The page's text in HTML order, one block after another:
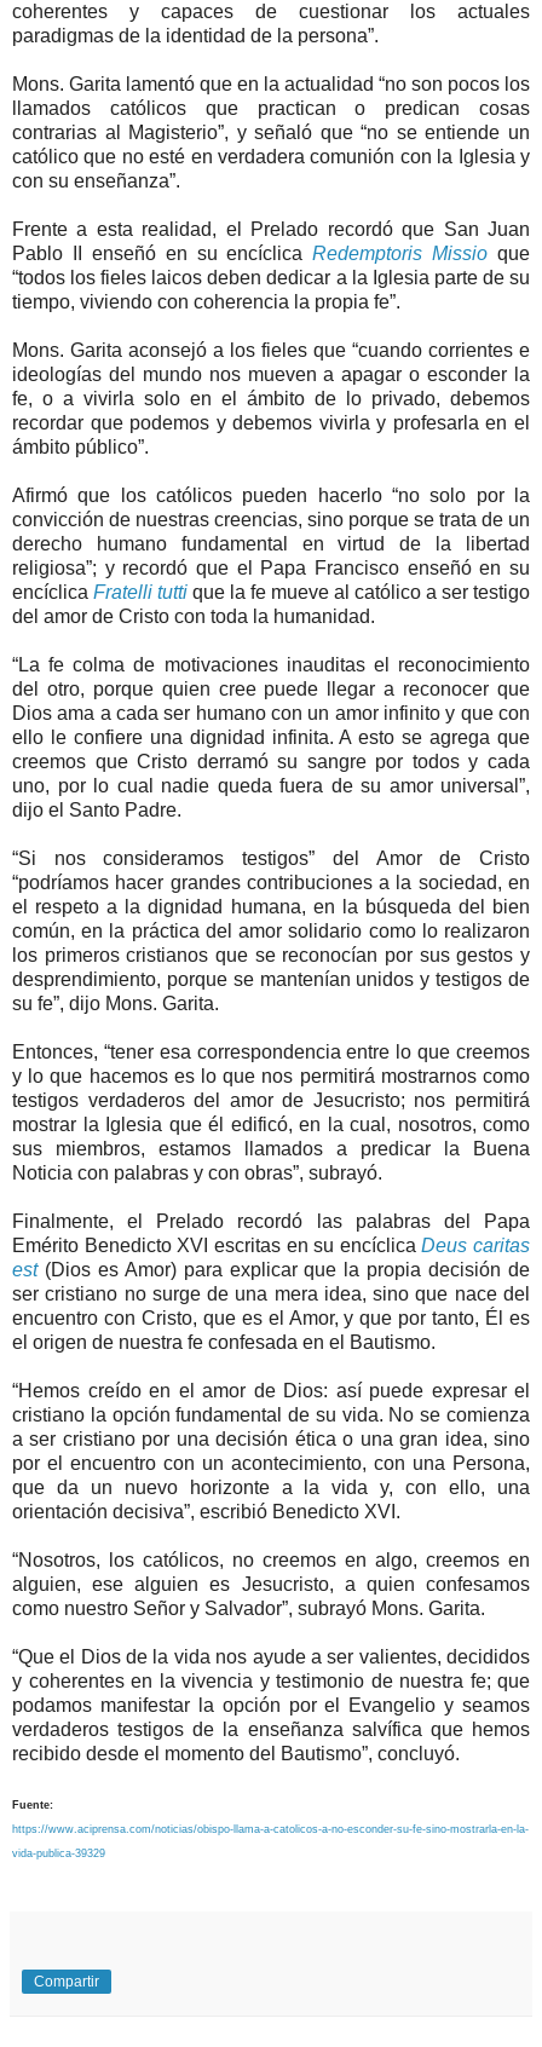
coherentes y capaces de cuestionar los actuales
paradigmas de la identidad de la persona”.
Mons. Garita lamentó que en la actualidad “no son pocos los
llamados católicos que practican o predican cosas
contrarias al Magisterio”, y señaló que “no se entiende un
católico que no esté en verdadera comunión con la Iglesia y
con su enseñanza”.
Frente a esta realidad, el Prelado recordó que San Juan
Pablo II enseñó en su encíclicaRedemptoris Missio que
“todos los fieles laicos deben dedicar a la Iglesia parte de su
tiempo, viviendo con coherencia la propia fe”.
Mons. Garita aconsejó a los fieles que “cuando corrientes e
ideologías del mundo nos mueven a apagar o esconder la
fe, o a vivirla solo en el ámbito de lo privado, debemos
recordar que podemos y debemos vivirla y profesarla en el
ámbito público”.
Afirmó que los católicos pueden hacerlo “no solo por la
convicción de nuestras creencias, sino porque se trata de un
derecho humano fundamental en virtud de la libertad
religiosa”; y recordó que el Papa Francisco enseñó en su
encíclica Fratelli tutti que la fe mueve al católico a ser testigo
del amor de Cristo con toda la humanidad.
“La fe colma de motivaciones inauditas el reconocimiento
del otro, porque quien cree puede llegar a reconocer que
Dios ama a cada ser humano con un amor infinito y que con
ello le confiere una dignidad infinita. A esto se agrega que
creemos que Cristo derramó su sangre por todos y cada
uno, por lo cual nadie queda fuera de su amor universal”,
dijo el Santo Padre.
“Si nos consideramos testigos” del Amor de Cristo
“podríamos hacer grandes contribuciones a la sociedad, en
el respeto a la dignidad humana, en la búsqueda del bien
común, en la práctica del amor solidario como lo realizaron
los primeros cristianos que se reconocían por sus gestos y
desprendimiento, porque se mantenían unidos y testigos de
su fe”, dijo Mons. Garita.
Entonces, “tener esa correspondencia entre lo que creemos
y lo que hacemos es lo que nos permitirá mostrarnos como
testigos verdaderos del amor de Jesucristo; nos permitirá
mostrar la Iglesia que él edificó, en la cual, nosotros, como
sus miembros, estamos llamados a predicar la Buena
Noticia con palabras y con obras”, subrayó.
Finalmente, el Prelado recordó las palabras del Papa
Emérito Benedicto XVI escritas en su encíclicaDeus caritas
est(Dios es Amor) para explicar que la propia decisión de
ser cristiano no surge de una mera idea, sino que nace del
encuentro con Cristo, que es el Amor, y que por tanto, Él es
el origen de nuestra fe confesada en el Bautismo.
“Hemos creído en el amor de Dios: así puede expresar el
cristiano la opción fundamental de su vida. No se comienza
a ser cristiano por una decisión ética o una gran idea, sino
por el encuentro con un acontecimiento, con una Persona,
que da un nuevo horizonte a la vida y, con ello, una
orientación decisiva”, escribió Benedicto XVI.
“Nosotros, los católicos, no creemos en algo, creemos en
alguien, ese alguien es Jesucristo, a quien confesamos
como nuestro Señor y Salvador”, subrayó Mons. Garita.
“Que el Dios de la vida nos ayude a ser valientes, decididos
y coherentes en la vivencia y testimonio de nuestra fe; que
podamos manifestar la opción por el Evangelio y seamos
verdaderos testigos de la enseñanza salvífica que hemos
recibido desde el momento del Bautismo”, concluyó.
Fuente:
https://www.aciprensa.com/noticias/obispo-llama-a-catolicos-a-no-esconder-su-fe-sino-mostrarla-en-la-
vida-publica-39329
Compartir